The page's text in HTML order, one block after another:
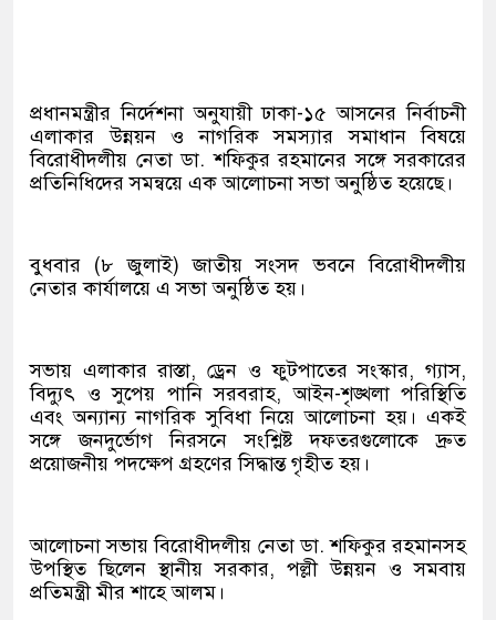
প্রধানমন্ত্রীর নির্দেশনা অনুযায়ী ঢাকা-১৫ আসনের নির্বাচনী
এলাকার উন্নয়ন ও নাগরিক সমস্যার সমাধান বিষয়ে
বিরোধীদলীয় নেতা ডা. শফিকুর রহমানের সঙ্গে সরকারের
প্রতিনিধিদের সমন্বয়ে এক আলোচনা সভা অনুষ্ঠিত হয়েছে।
বুধবার (৮ জুলাই) জাতীয় সংসদ ভবনে বিরোধীদলীয়
নেতার কার্যালয়ে এ সভা অনুষ্ঠিত হয়।
সভায় এলাকার রাস্তা, ড্রেন ও ফুটপাতের সংস্কার, গ্যাস,
বিদ্যুৎ ও সুপেয় পানি সরবরাহ, আইন-শৃঙ্খলা পরিস্থিতি
এবং অন্যান্য নাগরিক সুবিধা নিয়ে আলোচনা হয়। একই
সঙ্গে জনদুর্ভোগ নিরসনে সংশ্লিষ্ট দফতরগুলোকে দ্রুত
প্রয়োজনীয় পদক্ষেপ গ্রহণের সিদ্ধান্ত গৃহীত হয়।
আলোচনা সভায় বিরোধীদলীয় নেতা ডা. শফিকুর রহমানসহ
উপস্থিত ছিলেন স্থানীয় সরকার, পল্লী উন্নয়ন ও সমবায়
প্রতিমন্ত্রী মীর শাহে আলম।